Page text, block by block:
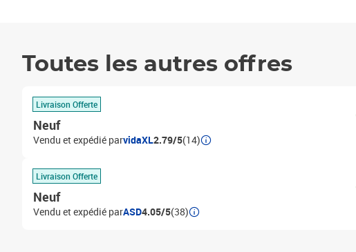
Toutes les autres offres
Livraison Offerte
Neuf
Vendu et expédié parvidaXL2.79/5(14)
Livraison Offerte
Neuf
Vendu et expédié parASD4.05/5(38)